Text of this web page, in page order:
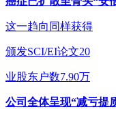
这一趋向同样获得
颁发SCI/EI论文20
业股东户数7.90万
公司全体呈现“减亏提